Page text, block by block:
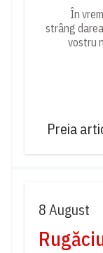
În
strâng
vostru
Preia
8 August